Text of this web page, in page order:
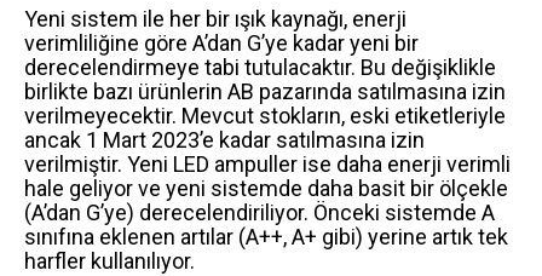
Yeni sistem ile her bir ışık kaynağı, enerji
verimliliğine göre A’dan G’ye kadar yeni bir
derecelendirmeye tabi tutulacaktır. Bu değişiklikle
birlikte bazı ürünlerin AB pazarında satılmasına izin
verilmeyecektir. Mevcut stokların, eski etiketleriyle
ancak 1 Mart 2023’e kadar satılmasına izin
verilmiştir. Yeni LED ampuller ise daha enerji verimli
hale geliyor ve yeni sistemde daha basit bir ölçekle
(A’dan G’ye) derecelendiriliyor. Önceki sistemde A
sınıfına eklenen artılar (A++, A+ gibi) yerine artık tek
harfler kullanılıyor.